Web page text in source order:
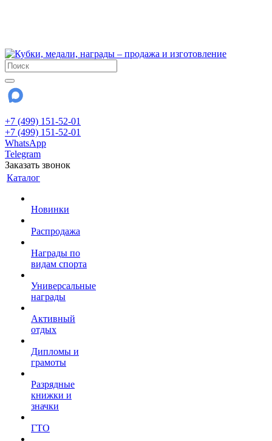
+7 (499) 151-52-01
+7 (499) 151-52-01
WhatsApp
Telegram
Заказать звонок
Каталог
Новинки
Распродажа
Награды по
видам спорта
Универсальные
награды
Активный
отдых
Дипломы и
грамоты
Разрядные
книжки и
значки
ГТО